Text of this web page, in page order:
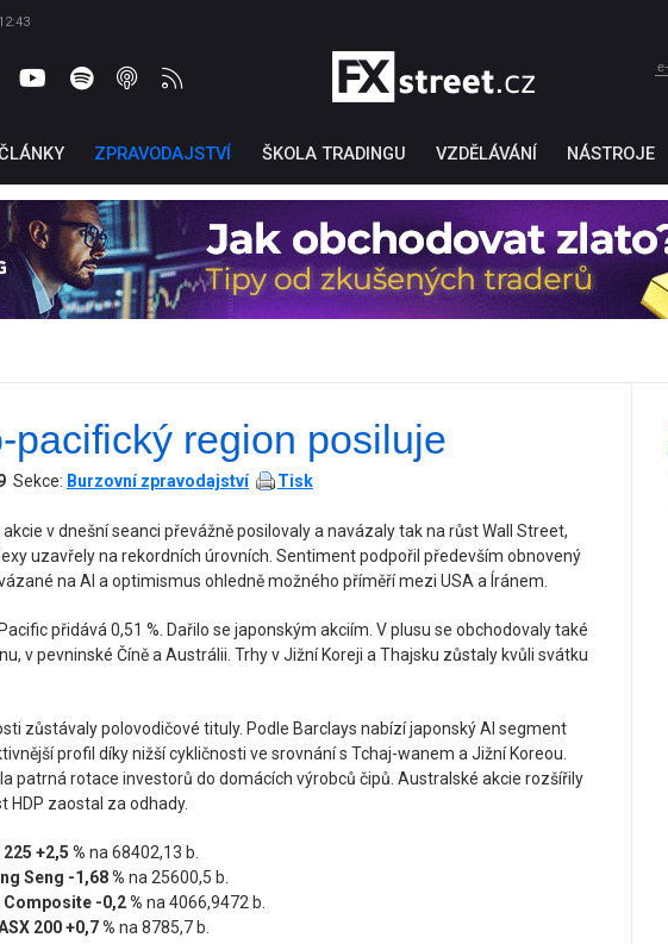
ZPRAVODAJSTVÍ ŠKOLA TRADINGU VZDĚLÁVÁNÍ NÁSTROJE
Ticker Tape by TradingView
pacifický region posiluje
Sekce: Burzovní zpravodajství Tisk
v dnešní seanci převážně posilovaly a navázaly tak na růst Wall Street,
uzavřely na rekordních úrovních. Sentiment podpořil především obnovený
na AI a optimismus ohledně možného příměří mezi USA a Íránem.
přidává 0,51 %. Dařilo se japonským akciím. V plusu se obchodovaly také
v pevninské Číně a Austrálii. Trhy v Jižní Koreji a Thajsku zůstaly kvůli svátku
zůstávaly polovodičové tituly. Podle Barclays nabízí japonský AI segment
profil díky nižší cykličnosti ve srovnání s Tchaj-wanem a Jižní Koreou.
patrná rotace investorů do domácích výrobců čipů. Australské akcie rozšířily
HDP zaostal za odhady.
+2,5 % na 68402,13 b.
Seng -1,68 % na 25600,5 b.
Composite -0,2 % na 4066,9472 b.
200+0,7 % na 8785,7 b.